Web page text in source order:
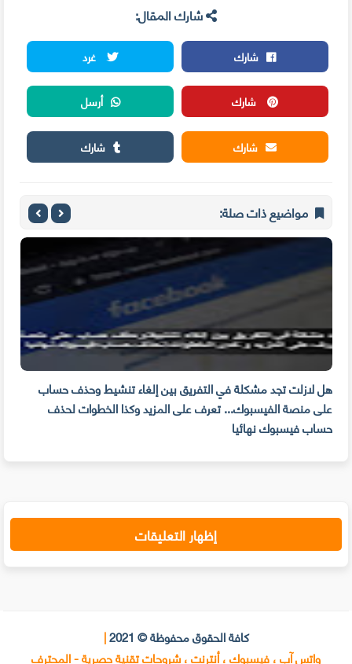
شارك المقال:
شارك
غرد
شارك
أرسل
شارك
شارك
مواضيع ذات صلة:
هل لازلت تجد مشكلة في التفريق بين إلغاء تنشيط وحذف حساب
على منصة الفيسبوك... تعرف على المزيد وكذا الخطوات لحذف
حساب فيسبوك نهائيا
إظهار التعليقات
كافة الحقوق محفوظة © 2021 |
واتس آب ، فيسبوك ، أنترنت ، شروحات تقنية حصرية - المحترف